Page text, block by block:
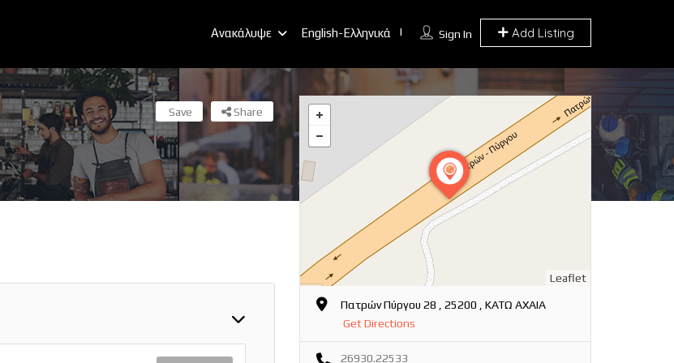
Sign In Add Listing
Ανακάλυψε English-Ελληνικά
Share
Save
Leaflet
Πατρών Πύργου 28 , 25200 , ΚΑΤΩ ΑΧΑΙΑ
Get Directions
26930.22533